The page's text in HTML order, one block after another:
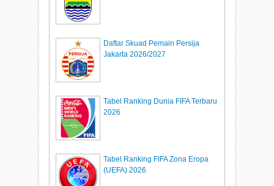
Daftar Skuad Pemain Persija
Jakarta 2026/2027
Tabel Ranking Dunia FIFA Terbaru
2026
Tabel Ranking FIFA Zona Eropa
(UEFA) 2026